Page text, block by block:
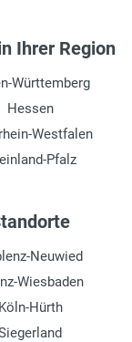
Ihrer Region
Württemberg
Hessen
Westfalen
Pfalz
Neuwied
Wiesbaden
Köln-Hürth